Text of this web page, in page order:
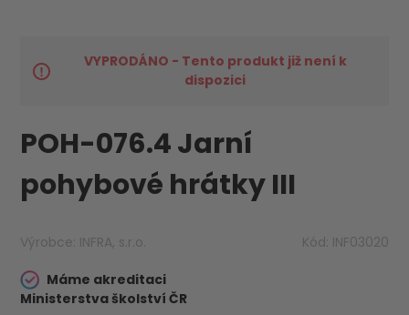
VYPRODÁNO - Tento produkt již není k
dispozici
POH-076.4 Jarní
pohybové hrátky III
Výrobce: INFRA, s.r.o. Kód: INF03020
Máme akreditaci
Ministerstva školství ČR